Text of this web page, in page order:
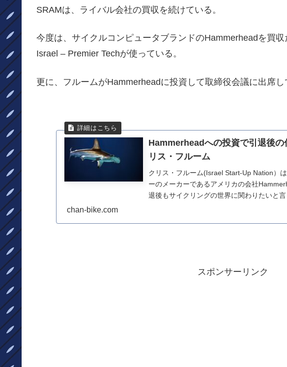
SRAMは、ライバル会社の買収を続けている。
今度は、サイクルコンピュータブランドのHammerheadを買収
Israel – Premier Techが使っている。
更に、フルームがHammerheadに投資して取締役会議に出席し
Hammerheadへの投資で引退後の
リス・フルーム
クリス・フルーム(Israel Start-Up Nation）
ーのメーカーであるアメリカの会社
退後もサイクリングの世界に関わりたいと言
chan-bike.com
スポンサーリンク